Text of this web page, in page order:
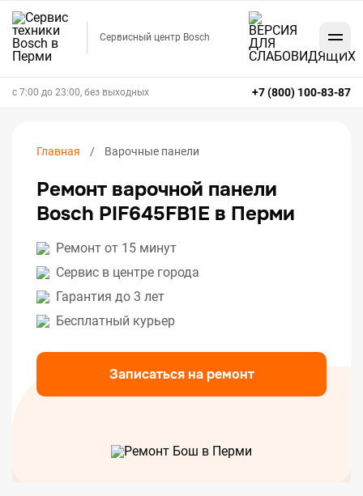
Сервисный центр Bosch
+7 (800) 100-83-87
с 7:00 до 23:00, без выходных
Главная Варочные панели
Ремонт варочной панели
Bosch PIF645FB1E в Перми
Ремонт от 15 минут
Сервис в центре города
Гарантия до 3 лет
Бесплатный курьер
Записаться на ремонт